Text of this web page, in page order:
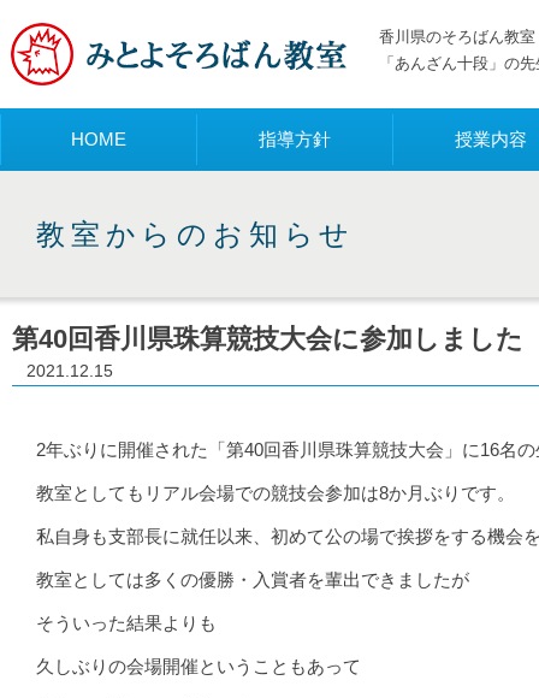
香川県のそろばん教
「あんざん十段」の
HOME 指導方針 授業内容
教室からのお知らせ
第40回香川県珠算競技大会に参加しました
2021.12.15
2年ぶりに開催された「第40回香川県珠算競技大会」に16名
教室としてもリアル会場での競技会参加は8か月ぶりです。
私自身も支部長に就任以来、初めて公の場で挨拶をする機会
教室としては多くの優勝・入賞者を輩出できましたが
そういった結果よりも
久しぶりの会場開催ということもあって